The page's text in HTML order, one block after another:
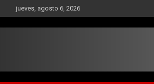
Saltar
al
contenido
jueves, agosto 6, 2026